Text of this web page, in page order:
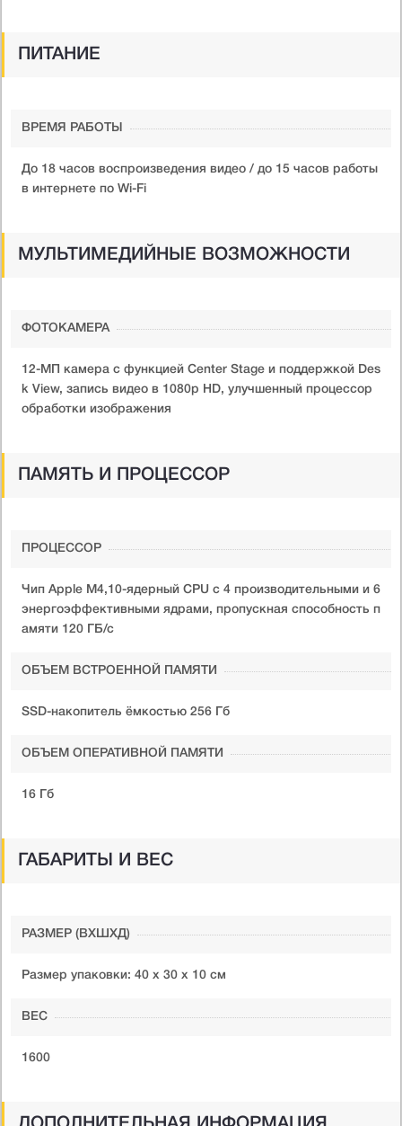
ПИТАНИЕ
ВРЕМЯ РАБОТЫ
До 18 часов воспроизведения видео / до 15 часов работы
в интернете по Wi-Fi
МУЛЬТИМЕДИЙНЫЕ ВОЗМОЖНОСТИ
ФОТОКАМЕРА
12-МП камера с функцией Center Stage и поддержкой Des
k View, запись видео в 1080p HD, улучшенный процессор
обработки изображения
ПАМЯТЬ И ПРОЦЕССОР
ПРОЦЕССОР
Чип Apple M4,10-ядерный CPU с 4 производительными и 6
энергоэффективными ядрами, пропускная способность п
амяти 120 ГБ/с
ОБЪЕМ ВСТРОЕННОЙ ПАМЯТИ
SSD-накопитель ёмкостью 256 Гб
ОБЪЕМ ОПЕРАТИВНОЙ ПАМЯТИ
16 Гб
ГАБАРИТЫ И ВЕС
РАЗМЕР (ВXШXД)
Размер упаковки: 40 x 30 x 10 см
ВЕС
1600